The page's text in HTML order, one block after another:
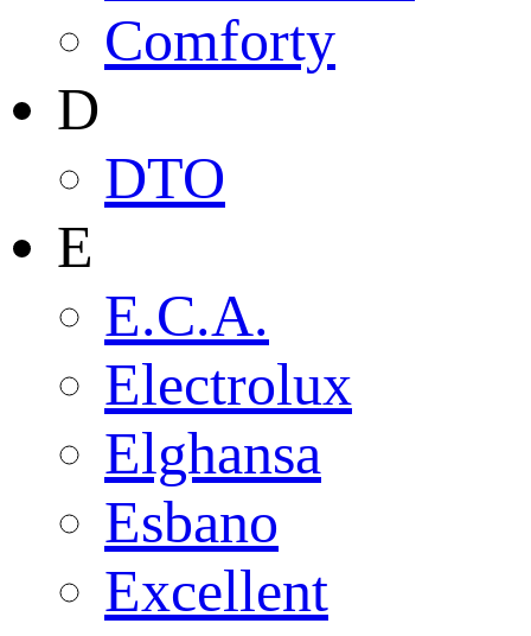
Comforty
D
DTO
E
E.C.A.
Electrolux
Elghansa
Esbano
Excellent